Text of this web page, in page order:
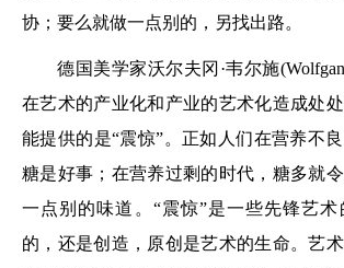
协；要么就做一点别的，另找出路。
德国美学家沃尔夫冈·韦尔施
在艺术的产业化和产业的艺术化造成处
能提供的是“震惊”。正如人们在营养不
糖是好事；在营养过剩的时代，糖多就
一点别的味道。“震惊”是一些先锋艺
的，还是创造，原创是艺术的生命。艺